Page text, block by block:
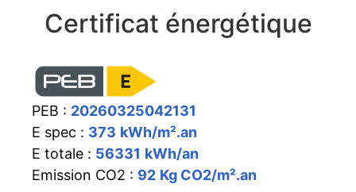
Certificat énergétique
PEB : 20260325042131
E spec : 373 kWh/m².an
E totale : 56331 kWh/an
Emission CO2 : 92 Kg CO2/m².an